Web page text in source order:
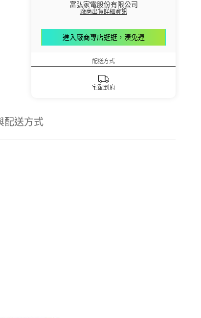
富弘家電股份有限公司
廠商出貨詳細資訊
進入廠商專店逛逛，湊免運
配送方式
宅配到府
配送方式